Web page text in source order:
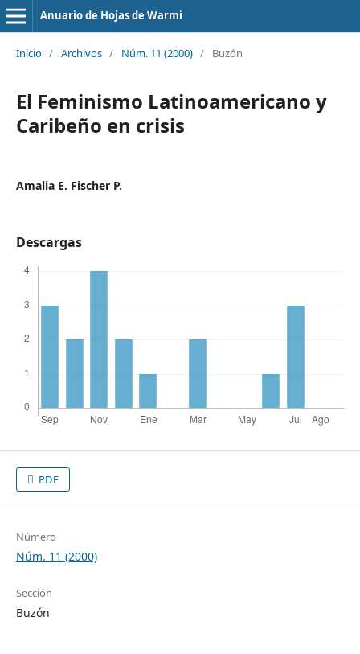
Anuario de Hojas de Warmi
Inicio / Archivos / Núm. 11 (2000) / Buzón
El Feminismo Latinoamericano y
Caribeño en crisis
Amalia E. Fischer P.
Descargas
PDF
Número
Núm. 11 (2000)
Sección
Buzón